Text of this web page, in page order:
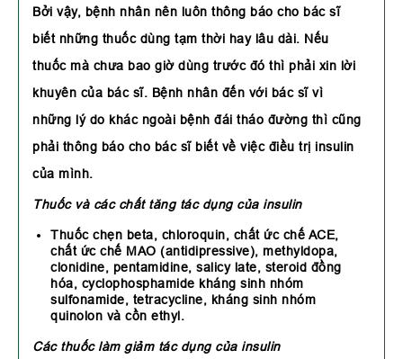
Bởi vậy, bệnh nhân nên luôn thông báo cho bác sĩ
biết những thuốc dùng tạm thời hay lâu dài. Nếu
thuốc mà chưa bao giờ dùng trước đó thì phải xin lời
khuyên của bác sĩ. Bệnh nhân đến với bác sĩ vì
những lý do khác ngoài bệnh đái tháo đường thì cũng
phải thông báo cho bác sĩ biết về việc điều trị insulin
của mình.
Thuốc và các chất tăng tác dụng của insulin
Thuốc chẹn beta, chloroquin, chất ức chế ACE,
chất ức chế MAO (antidipressive), methyldopa,
clonidine, pentamidine, salicy late, steroid đồng
hóa, cyclophosphamide kháng sinh nhóm
sulfonamide, tetracycline, kháng sinh nhóm
quinolon và cồn ethyl.
Các thuốc làm giảm tác dụng của insulin